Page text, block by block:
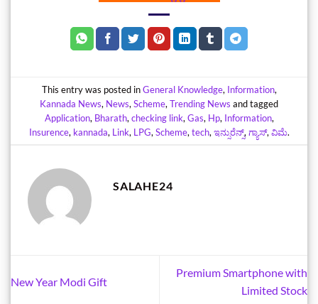
This entry was posted inGeneral Knowledge, Information,
Kannada News, News, Scheme, Trending News and tagged
Application, ‌Bharath, checking link, Gas, Hp, Information,
Insurence, kannada, Link, LPG, Scheme, tech, ಇನ್ಸುರೆನ್ಸ್, ಗ್ಯಾಸ್‌, ವಿಮೆ.
SALAHE24
New Year Modi Gift
Premium Smartphone with
Limited Stock